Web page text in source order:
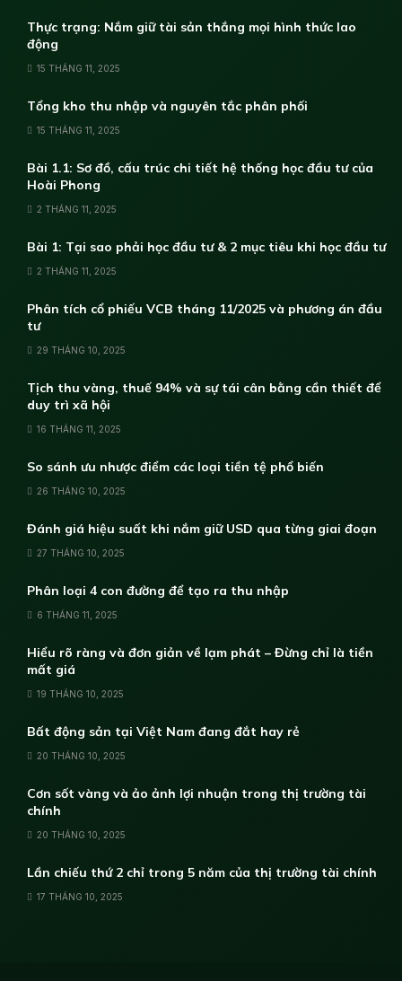
Thực trạng: Nắm giữ tài sản thắng mọi hình thức lao
động
15 THÁNG 11, 2025
Tổng kho thu nhập và nguyên tắc phân phối
15 THÁNG 11, 2025
Bài 1.1: Sơ đồ, cấu trúc chi tiết hệ thống học đầu tư của
Hoài Phong
2 THÁNG 11, 2025
Bài 1: Tại sao phải học đầu tư & 2 mục tiêu khi học đầu tư
2 THÁNG 11, 2025
Phân tích cổ phiếu VCB tháng 11/2025 và phương án đầu
tư
29 THÁNG 10, 2025
Tịch thu vàng, thuế 94% và sự tái cân bằng cần thiết để
duy trì xã hội
16 THÁNG 11, 2025
So sánh ưu nhược điểm các loại tiền tệ phổ biến
26 THÁNG 10, 2025
Đánh giá hiệu suất khi nắm giữ USD qua từng giai đoạn
27 THÁNG 10, 2025
Phân loại 4 con đường để tạo ra thu nhập
6 THÁNG 11, 2025
Hiểu rõ ràng và đơn giản về lạm phát – Đừng chỉ là tiền
mất giá
19 THÁNG 10, 2025
Bất động sản tại Việt Nam đang đắt hay rẻ
20 THÁNG 10, 2025
Cơn sốt vàng và ảo ảnh lợi nhuận trong thị trường tài
chính
20 THÁNG 10, 2025
Lần chiếu thứ 2 chỉ trong 5 năm của thị trường tài chính
17 THÁNG 10, 2025